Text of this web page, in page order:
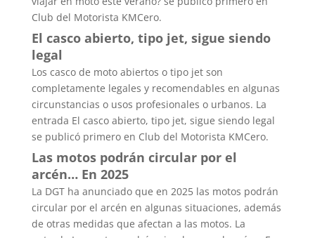
Club del Motorista KMCero.
El casco abierto, tipo jet, sigue siendo
legal
Los casco de moto abiertos o tipo jet son
completamente legales y recomendables en algunas
circunstancias o usos profesionales o urbanos. La
entrada El casco abierto, tipo jet, sigue siendo legal
se publicó primero en Club del Motorista KMCero.
Las motos podrán circular por el
arcén… En 2025
La DGT ha anunciado que en 2025 las motos podrán
circular por el arcén en algunas situaciones, además
de otras medidas que afectan a las motos. La